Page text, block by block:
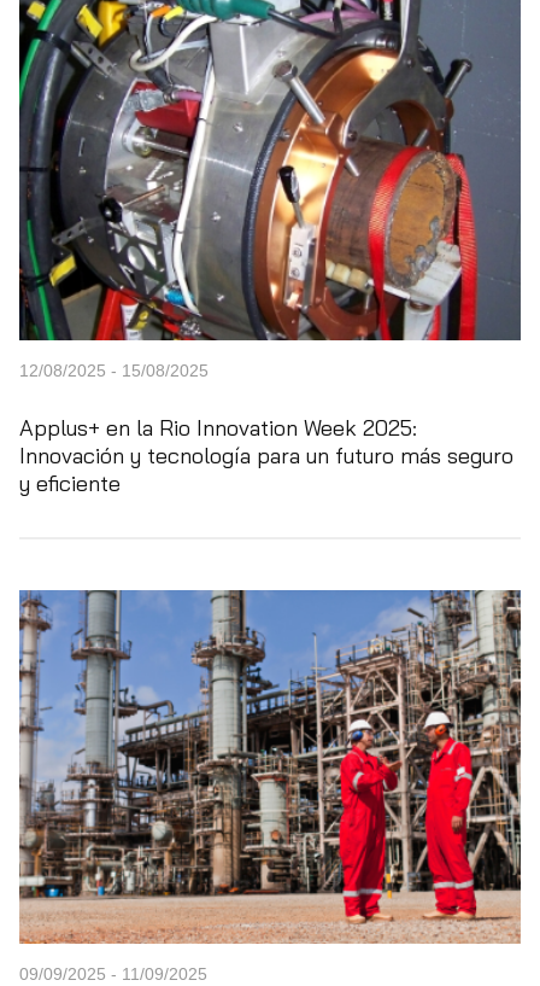
12/08/2025 - 15/08/2025
Applus+ en la Rio Innovation Week 2025:
Innovación y tecnología para un futuro más seguro
y eficiente
09/09/2025 - 11/09/2025